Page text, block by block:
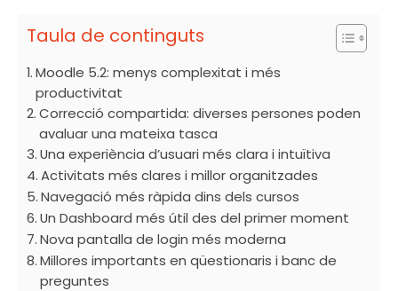
Taula de continguts
Moodle 5.2: menys complexitat i més
productivitat
Correcció compartida: diverses persones poden
avaluar una mateixa tasca
Una experiència d’usuari més clara i intuïtiva
Activitats més clares i millor organitzades
Navegació més ràpida dins dels cursos
Un Dashboard més útil des del primer moment
Nova pantalla de login més moderna
Millores importants en qüestionaris i banc de
preguntes